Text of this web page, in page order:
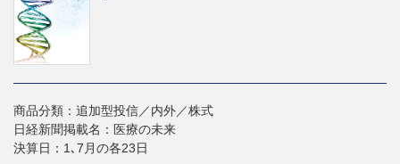
商品分類：追加型投信／内外／株式
日経新聞掲載名：医療の未来
決算日：1､7月の各23日